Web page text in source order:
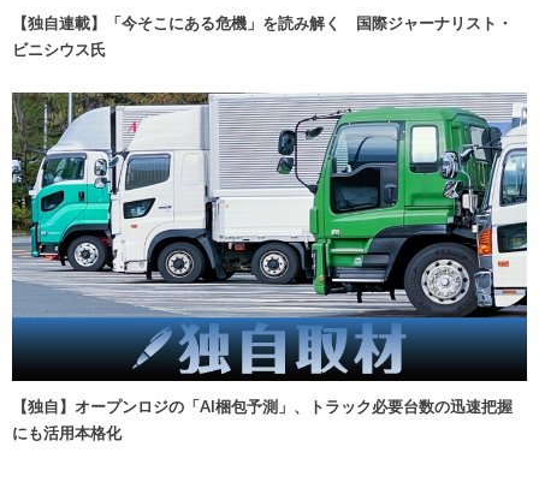
【独自連載】「今そこにある危機」を読み解く 国際ジャーナリスト・
ビニシウス氏
【独自】オープンロジの「AI梱包予測」、トラック必要台数の迅速把握
にも活用本格化